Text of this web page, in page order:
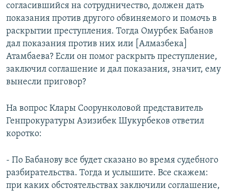
согласившийся на сотрудничество, должен дать
показания против другого обвиняемого и помочь в
раскрытии преступления. Тогда Омурбек Бабанов
дал показания против них или [Алмазбека]
Атамбаева? Если он помог раскрыть преступление,
заключил соглашение и дал показания, значит, ему
вынесли приговор?
На вопрос Клары Соорунколовой представитель
Генпрокуратуры Азизибек Шукурбеков ответил
коротко:
- По Бабанову все будет сказано во время судебного
разбирательства. Тогда и услышите. Все скажем:
при каких обстоятельствах заключили соглашение,